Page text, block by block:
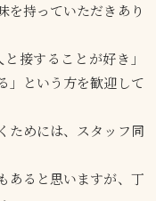
を持っていただきあり
接することが好き」
」という方を歓迎して
ためには、スタッフ同
あると思いますが、丁